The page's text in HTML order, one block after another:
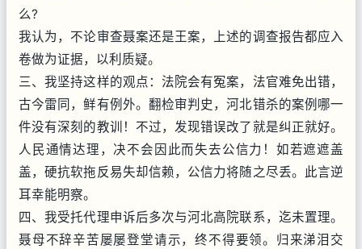
么?
我认为，不论审查聂案还是王案，上述的调查报告都应入
卷做为证据，以利质疑。
三、我坚持这样的观点：法院会有冤案，法官难免出错，
古今雷同，鲜有例外。翻检审判史，河北错杀的案例哪一
件没有深刻的教训！不过，发现错误改了就是纠正就好。
人民通情达理，决不会因此而失去公信力！如若遮遮盖
盖，硬抗软拖反易失却信赖，公信力将随之尽丢。此言逆
耳幸能明察。
四、我受托代理申诉后多次与河北高院联系，迄未置理。
聂母不辞辛苦屡屡登堂请示，终不得要领。归来涕泪交